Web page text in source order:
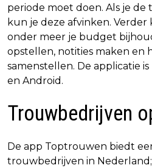
periode moet doen. Als je
kun je deze afvinken.
onder meer je budget
opstellen, notities maken en
samenstellen. De applicatie
en Android.
Trouwbedrijven
De app Toptrouwen biedt
trouwbedrijven in